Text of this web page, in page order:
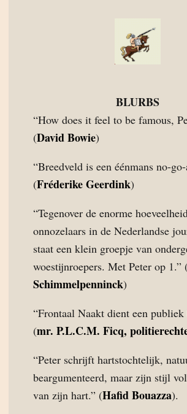
BLURBS
“How does it feel to be famous,
(David Bowie)
“Breedveld is een éénmans no-
(Fréderike Geerdink)
“Tegenover de enorme
onnozelaars in de Nederlandse
staat een klein groepje van
woestijnroepers. Met Peter op 1.”
Schimmelpenninck)
“Frontaal Naakt dient een publiek
(mr. P.L.C.M. Ficq,
“Peter schrijft hartstochtelijk,
beargumenteerd, maar zijn stijl
van zijn hart.” (Hafid Bouazza).